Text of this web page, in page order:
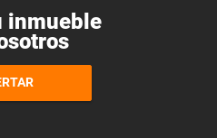
inmueble